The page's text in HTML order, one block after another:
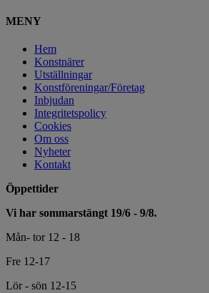
MENY
Hem
Konstnärer
Utställningar
Konstföreningar/Företag
Inbjudan
Integritetspolicy
Cookies
Om oss
Nyheter
Kontakt
Öppettider
Vi har sommarstängt 19/6 - 9/8.
Mån- tor 12 - 18
Fre 12-17
Lör - sön 12-15